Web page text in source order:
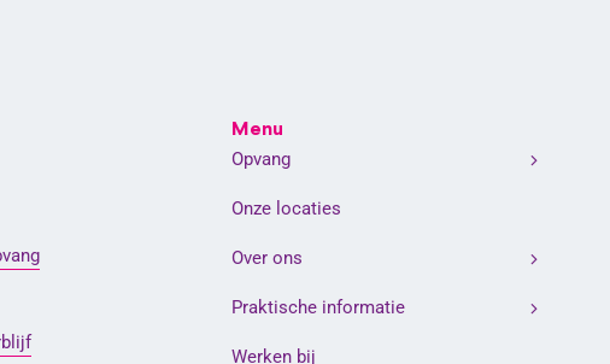
Menu
Opvang
Onze locaties
Over ons
Praktische informatie
Werken bij